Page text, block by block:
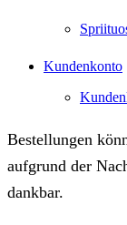
Kundenkonto
Bestellungen
aufgrund der
dankbar.